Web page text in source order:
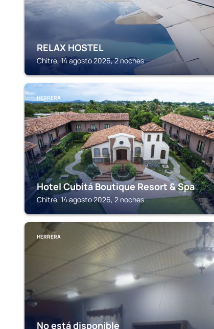
RELAX HOSTEL
Chitre, 14 agosto 2026, 2 noches
HERRERA
Hotel Cubitá Boutique Resort & Spa
Chitre, 14 agosto 2026, 2 noches
HERRERA
No está disponible